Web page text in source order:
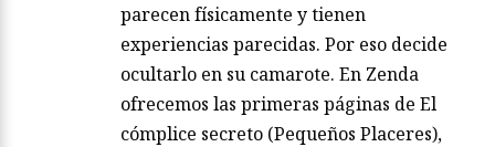
parecen físicamente y tienen
experiencias parecidas. Por eso decide
ocultarlo en su camarote. En Zenda
ofrecemos las primeras páginas de El
cómplice secreto (Pequeños Placeres),